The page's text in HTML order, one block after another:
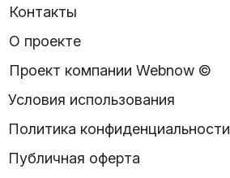
Контакты
О проекте
Проект компании Webnow ©
Условия использования
Политика конфиденциальности
Публичная оферта